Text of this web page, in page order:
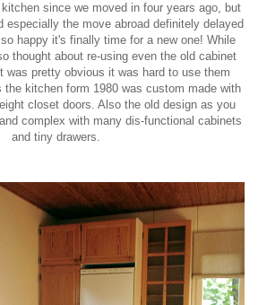
since we moved in four years ago, but
especially the move abroad definitely delayed
happy it's finally time for a new one! While
thought about re-using even the old cabinet
was pretty obvious it was hard to use them
the kitchen form 1980 was custom made with
closet doors. Also the old design as you
complex with many dis-functional cabinets
and tiny drawers.